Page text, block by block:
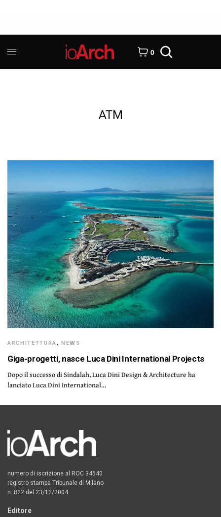
0
ATM
ARCHITETTURA,NEWS
Giga-progetti, nasce Luca Dini International Projects
Dopo il successo di Sindalah, Luca Dini Design & Architecture ha
lanciato Luca Dini International…
numero di iscrizione al ROC 34540
registro stampa Tribunale di Milano
n. 822 del 23/12/2004
Editore